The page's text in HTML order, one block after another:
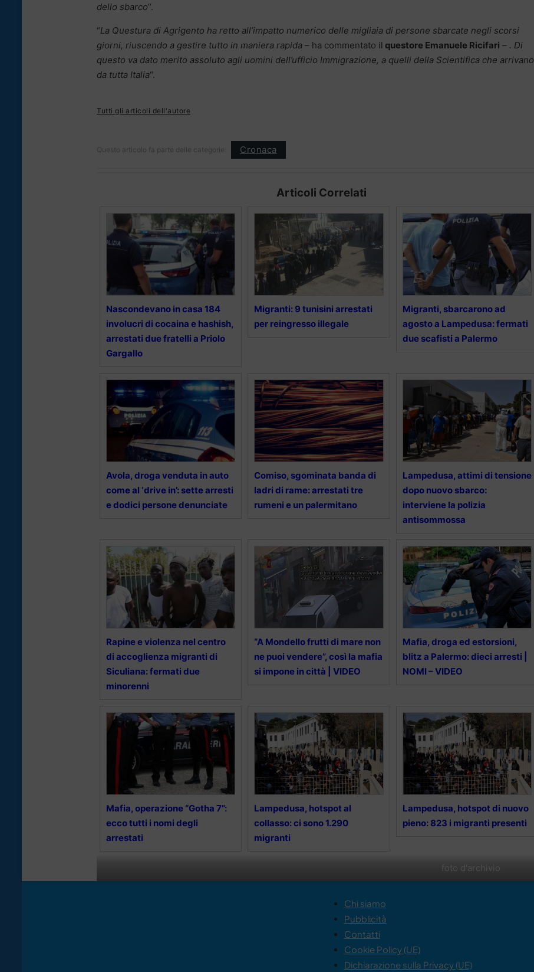
foto d'archivio
dello sbarco“.
“La Questura di Agrigento ha retto all’impatto numerico delle migliaia di persone sbarcate negli scorsi
giorni, riuscendo a gestire tutto in maniera rapida – ha commentato il questore Emanuele Ricifari – . Di
questo va dato merito assoluto agli uomini dell’ufficio Immigrazione, a quelli della Scientifica che arrivano
da tutta Italia“.
Tutti gli articoli dell'autore
Questo articolo fa parte delle categorie: Cronaca
Articoli Correlati
Nascondevano in casa 184
involucri di cocaina e hashish,
arrestati due fratelli a Priolo
Gargallo
Migranti: 9 tunisini arrestati
per reingresso illegale
Migranti, sbarcarono ad
agosto a Lampedusa: fermati
due scafisti a Palermo
Avola, droga venduta in auto
come al ‘drive in’: sette arresti
e dodici persone denunciate
Comiso, sgominata banda di
ladri di rame: arrestati tre
rumeni e un palermitano
Lampedusa, attimi di tensione
dopo nuovo sbarco:
interviene la polizia
antisommossa
Rapine e violenza nel centro
di accoglienza migranti di
Siculiana: fermati due
minorenni
“A Mondello frutti di mare non
ne puoi vendere”, così la mafia
si impone in città | VIDEO
Mafia, droga ed estorsioni,
blitz a Palermo: dieci arresti |
NOMI – VIDEO
Mafia, operazione “Gotha 7”:
ecco tutti i nomi degli
arrestati
Lampedusa, hotspot al
collasso: ci sono 1.290
migranti
Lampedusa, hotspot di nuovo
pieno: 823 i migranti presenti
Chi siamo
Pubblicità
Contatti
Cookie Policy (UE)
Dichiarazione sulla Privacy (UE)